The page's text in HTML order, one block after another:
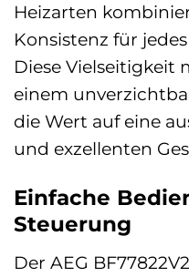
Heizarten
Konsistenz für
Diese Vielseitigkeit
einem
die Wert auf eine
und exzellenten
Einfache
Steuerung
Der AEG